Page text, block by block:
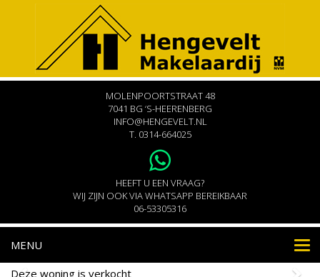
MOLENPOORTSTRAAT 48
7041 BG ‘S-HEERENBERG
INFO@HENGEVELT.NL
T. 0314-664025
HEEFT U EEN VRAAG?
WIJ ZIJN OOK VIA WHATSAPP BEREIKBAAR
06-53305316
MENU
Deze woning is verkocht